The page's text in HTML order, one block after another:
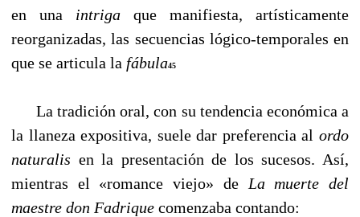
en una intriga que manifiesta, artísticamente
reorganizadas, las secuencias lógico-temporales en
que se articula la fábula45
La tradición oral, con su tendencia económica a
la llaneza expositiva, suele dar preferencia al ordo
naturalis en la presentación de los sucesos. Así,
mientras el «romance viejo» de La muerte del
maestre don Fadrique comenzaba contando: